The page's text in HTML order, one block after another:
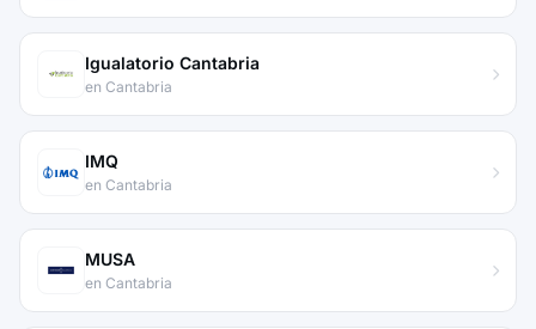
Igualatorio Cantabria
en Cantabria
IMQ
en Cantabria
MUSA
en Cantabria